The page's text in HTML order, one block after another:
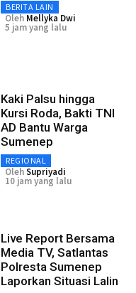
BERITA LAIN
Oleh Mellyka Dwi
5 jam yang lalu
Kaki Palsu hingga
Kursi Roda, Bakti TNI
AD Bantu Warga
Sumenep
REGIONAL
OlehSupriyadi
10 jam yang lalu
Live Report Bersama
Media TV, Satlantas
Polresta Sumenep
Laporkan Situasi Lalin